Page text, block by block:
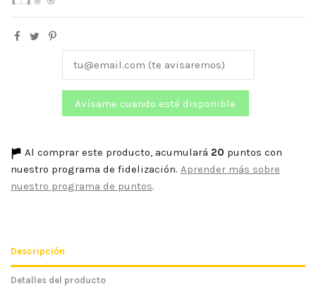
Al comprar este producto, acumulará 20 puntos con
nuestro programa de fidelización. Aprender más sobre
nuestro programa de puntos.
Descripción
Detalles del producto